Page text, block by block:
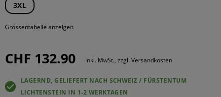
3XL
Grössentabelle anzeigen
CHF 132.90 inkl. MwSt., zzgl. Versandkosten
LAGERND, GELIEFERT NACH SCHWEIZ / FÜRSTENTUM
LICHTENSTEIN IN 1-2 WERKTAGEN